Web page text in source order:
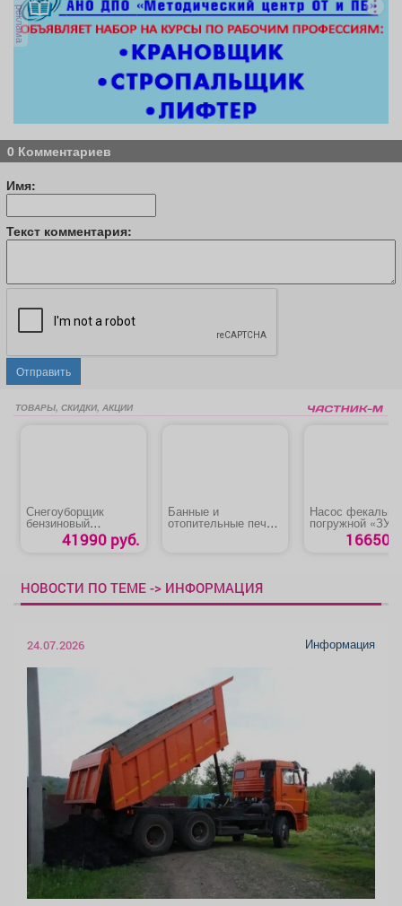
реклама
0 Комментариев
Имя:
Текст комментария:
Отправить
ТОВАРЫ, СКИДКИ, АКЦИИ
Снегоуборщик
бензиновый
«VERTON ICE SB-
41990 руб.
Банные и
отопительные печи,
Насос
погружной
НПФ-1350-Р»
16650
НОВОСТИ ПО ТЕМЕ -> ИНФОРМАЦИЯ
24.07.2026 Информация